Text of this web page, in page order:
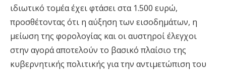
ιδιωτικό τομέα έχει φτάσει στα 1.500 ευρώ,
προσθέτοντας ότι η αύξηση των εισοδημάτων, η
μείωση της φορολογίας και οι αυστηροί έλεγχοι
στην αγορά αποτελούν το βασικό πλαίσιο της
κυβερνητικής πολιτικής για την αντιμετώπιση του